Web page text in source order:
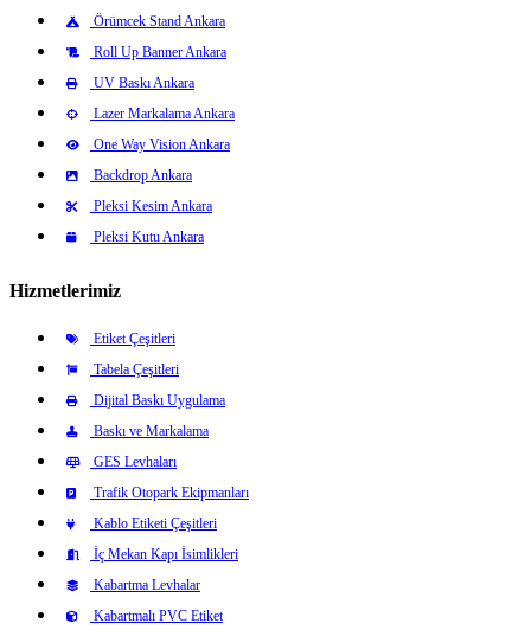
Örümcek Stand Ankara
Roll Up Banner Ankara
UV Baskı Ankara
Lazer Markalama Ankara
One Way Vision Ankara
Backdrop Ankara
Pleksi Kesim Ankara
Pleksi Kutu Ankara
Hizmetlerimiz
Etiket Çeşitleri
Tabela Çeşitleri
Dijital Baskı Uygulama
Baskı ve Markalama
GES Levhaları
Trafik Otopark Ekipmanları
Kablo Etiketi Çeşitleri
İç Mekan Kapı İsimlikleri
Kabartma Levhalar
Kabartmalı PVC Etiket